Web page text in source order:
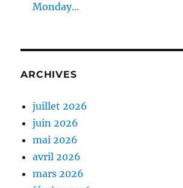
Monday…
ARCHIVES
juillet 2026
juin 2026
mai 2026
avril 2026
mars 2026